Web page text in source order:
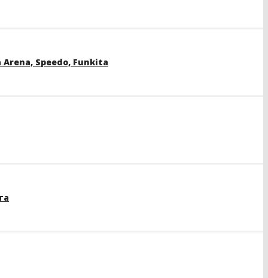
Speedo, Funkita